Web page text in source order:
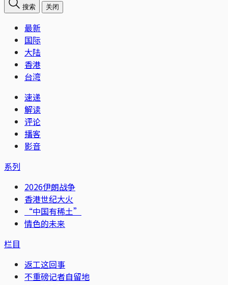
搜索 关闭
最新
国际
大陆
香港
台湾
速递
解读
评论
播客
影音
系列
2026伊朗战争
香港世纪大火
“中国有稀土”
情色的未来
栏目
返工这回事
不重磅记者自留地